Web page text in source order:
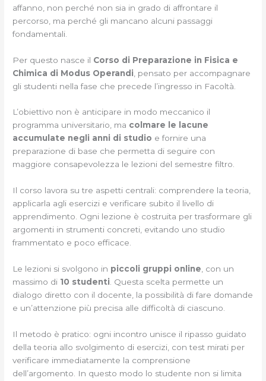
affanno, non perché non sia in grado di affrontare il
percorso, ma perché gli mancano alcuni passaggi
fondamentali.
Per questo nasce il Corso di Preparazione in Fisica e
Chimica di Modus Operandi , pensato per accompagnare
gli studenti nella fase che precede l’ingresso in Facoltà.
L’obiettivo non è anticipare in modo meccanico il
programma universitario, ma colmare le lacune
accumulate negli anni di studio e fornire una
preparazione di base che permetta di seguire con
maggiore consapevolezza le lezioni del semestre filtro.
Il corso lavora su tre aspetti centrali: comprendere la teoria,
applicarla agli esercizi e verificare subito il livello di
apprendimento. Ogni lezione è costruita per trasformare gli
argomenti in strumenti concreti, evitando uno studio
frammentato e poco efficace.
Le lezioni si svolgono in piccoli gruppi online, con un
massimo di 10 studenti. Questa scelta permette un
dialogo diretto con il docente, la possibilità di fare domande
e un’attenzione più precisa alle difficoltà di ciascuno.
Il metodo è pratico: ogni incontro unisce il ripasso guidato
della teoria allo svolgimento di esercizi, con test mirati per
verificare immediatamente la comprensione
dell’argomento. In questo modo lo studente non si limita